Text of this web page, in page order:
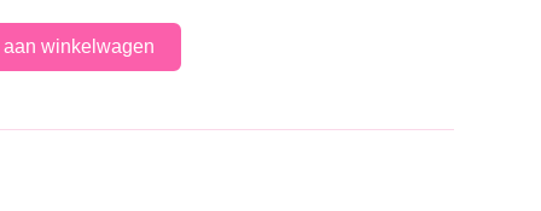
winkelwagen